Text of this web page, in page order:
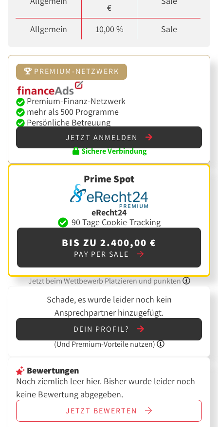
€
Allgemein 10,00 % Sale
PREMIUM-NETZWERK
Premium-Finanz-Netzwerk
mehr als 500 Programme
Persönliche Betreuung
JETZT ANMELDEN
Sichere Verbindung
Prime Spot
eRecht24
90 Tage Cookie-Tracking
BIS ZU 2.400,00 €
PAY PER SALE
Jetzt beim Wettbewerb Platzieren und punkten
Schade, es wurde leider noch kein
Ansprechpartner hinzugefügt.
DEIN PROFIL?
(UndPremium-Vorteile nutzen)
Bewertungen
Noch ziemlich leer hier. Bisher wurde leider noch
keine Bewertung abgegeben.
JETZT BEWERTEN